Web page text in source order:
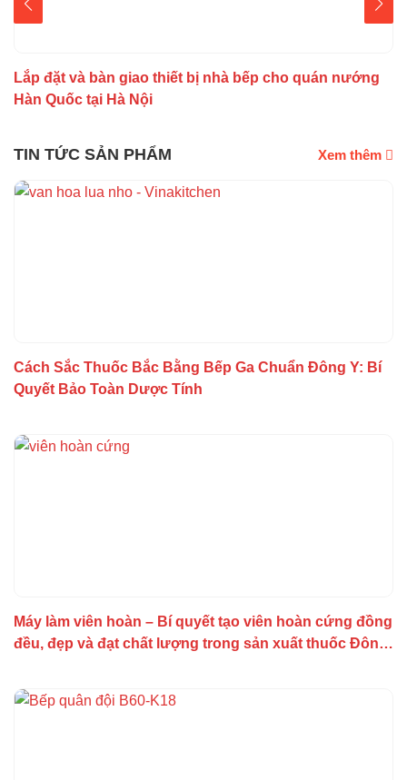
Lắp đặt và bàn giao thiết bị nhà bếp cho quán nướng
Hàn Quốc tại Hà Nội
TIN TỨC SẢN PHẨM Xem thêm
Cách Sắc Thuốc Bắc Bằng Bếp Ga Chuẩn Đông Y: Bí
Quyết Bảo Toàn Dược Tính
Máy làm viên hoàn – Bí quyết tạo viên hoàn cứng đồng
đều, đẹp và đạt chất lượng trong sản xuất thuốc Đông